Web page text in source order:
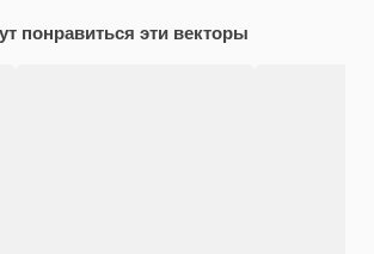
понравиться эти векторы